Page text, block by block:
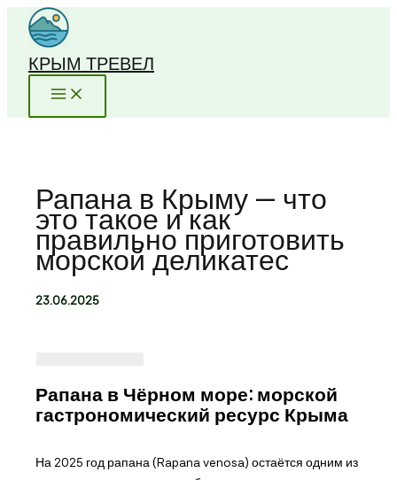
Перейти
содержимому
КРЫМ ТРЕВЕЛ
Рапана в Крыму — что
это такое и как
правильно приготовить
морской деликатес
23.06.2025
Рапана в Чёрном море: морской
гастрономический ресурс Крыма
На 2025 год рапана (Rapana venosa) остаётся одним из